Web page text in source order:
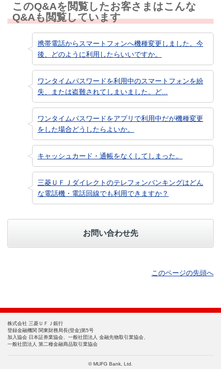
このQ&Aを閲覧したお客さまはこんな
Q&Aも閲覧しています
携帯電話からスマートフォンへ機種変更しました。今
後、どのように利用したらいいですか。
ワンタイムパスワードを利用中のスマートフォンを紛
失、または盗難されてしまいました。ど...
ワンタイムパスワードをアプリで利用中だが機種変更
をした場合どうしたらよいか。
キャッシュカード・通帳をなくしてしまった。
三菱ＵＦＪダイレクトのテレフォンバンキングはどん
な電話機・電話回線でも利用できますか？
お問い合わせ先
このページの先頭へ
株式会社 三菱ＵＦＪ銀行
登録金融機関 関東財務局長(登金)第5号
加入協会 日本証券業協会、一般社団法人 金融先物取引業協会、
一般社団法人 第二種金融商品取引業協会
© MUFG Bank, Ltd.